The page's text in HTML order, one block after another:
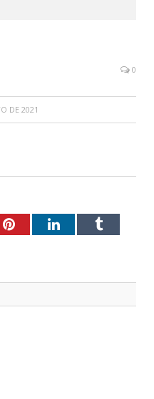
0
DE 2021
PinterestLinkedInTumblr